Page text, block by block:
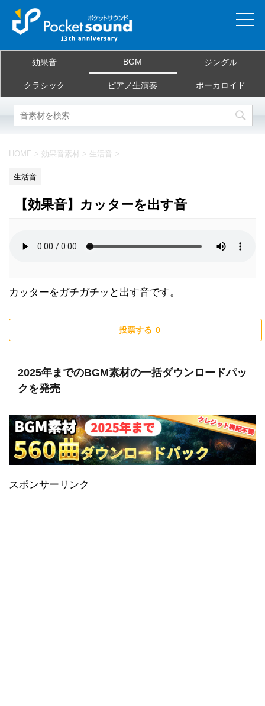
当サイトについて
ご利用規約
お問合せ
効果音 BGM ジングル
クラシック ピアノ生演奏 ボーカロイド
HOME > 効果音素材 > 生活音 >
生活音
【効果音】カッターを出す音
カッターをガチガチッと出す音です。
投票する 0
2025年までのBGM素材の一括ダウンロードパッ
クを発売
スポンサーリンク